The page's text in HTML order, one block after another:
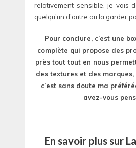
relativement sensible, je vais
quelqu’un d’autre ou la garder
Pour conclure, c’est une
complète qui propose des
près tout tout en nous
des textures et des
c’est sans doute ma
avez-vous
En savoir plus sur